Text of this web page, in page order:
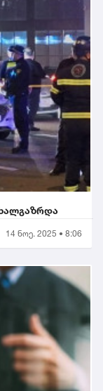
14 ნოე. 2025 • 8:06